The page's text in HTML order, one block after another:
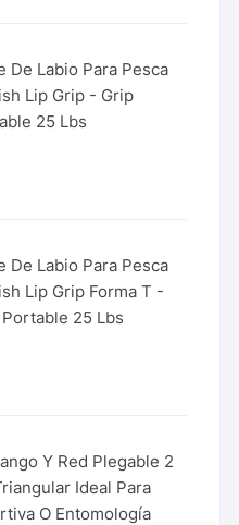
De Labio Para Pesca
Lip Grip - Grip
25 Lbs
De Labio Para Pesca
Lip Grip Forma T -
25 Lbs
Y Red Plegable 2
Ideal Para
O Entomología